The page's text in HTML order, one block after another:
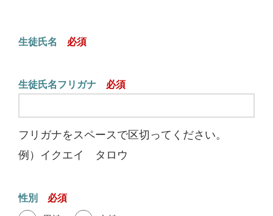
生徒氏名
生徒氏名フリガナ
フリガナをスペースで区切ってください。
例）イクエイ タロウ
性別